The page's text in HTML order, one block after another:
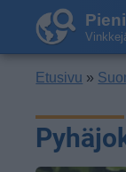
Etusivu »